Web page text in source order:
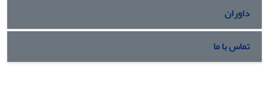
داوران
تماس با ما